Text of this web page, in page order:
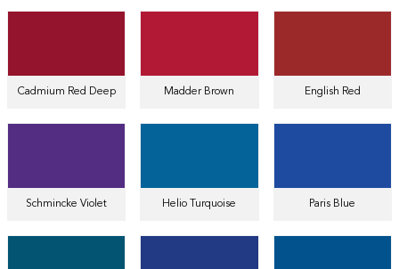
Cadmium Red Deep Madder Brown English Red
Schmincke Violet Helio Turquoise Paris Blue